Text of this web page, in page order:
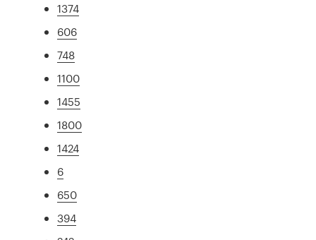
1374
606
748
1100
1455
1800
1424
6
650
394